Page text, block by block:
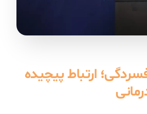
ارتباط پیچیده